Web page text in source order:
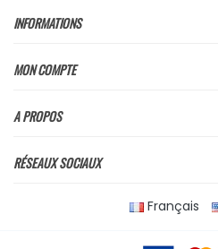
INFORMATIONS
MON COMPTE
A PROPOS
RÉSEAUX SOCIAUX
Français